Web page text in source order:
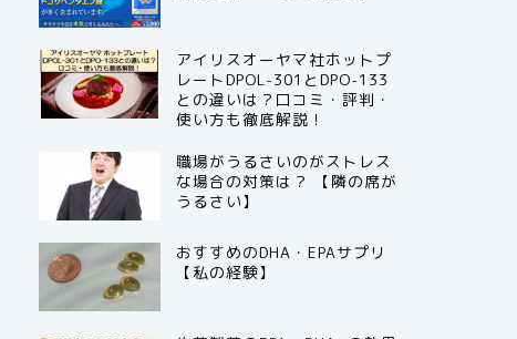
アイリスオーヤマ社ホットプ
レートDPOL-301とDPO-133
との違いは？口コミ・評判・
使い方も徹底解説！
職場がうるさいのがストレス
な場合の対策は？ 【隣の席が
うるさい】
おすすめのDHA・EPAサプリ
【私の経験】